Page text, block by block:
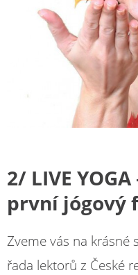
2/ LIVE YOGA
první jógový
Zveme vás na krásné
řada lektorů z České